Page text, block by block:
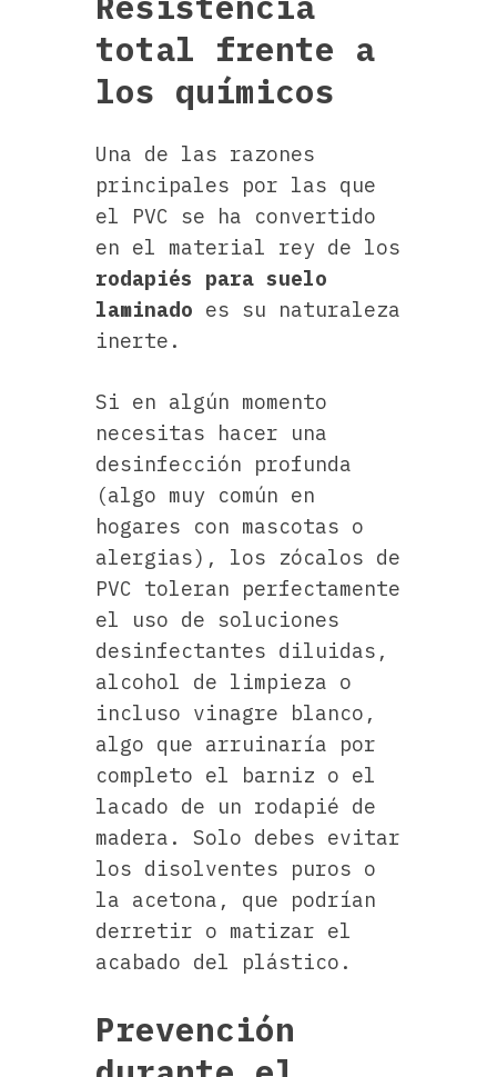
total frente a
los químicos
Una de las razones
principales por las que
el PVC se ha convertido
en el material rey de los
rodapiés para suelo
laminado es su naturaleza
inerte.
Si en algún momento
necesitas hacer una
desinfección profunda
(algo muy común en
hogares con mascotas o
alergias), los zócalos de
PVC toleran perfectamente
el uso de soluciones
desinfectantes diluidas,
alcohol de limpieza o
incluso vinagre blanco,
algo que arruinaría por
completo el barniz o el
lacado de un rodapié de
madera. Solo debes evitar
los disolventes puros o
la acetona, que podrían
derretir o matizar el
acabado del plástico.
Prevención